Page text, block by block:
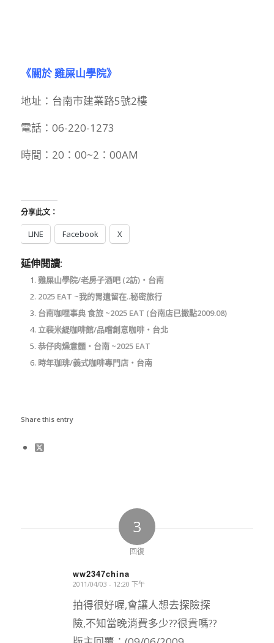
《關於 雞屎山學院》
地址：台南市建業路5號2樓
電話：06-220-1273
時間：20：00~2：00AM
分享此文：
LINE Facebook X
延伸閱讀:
雞屎山學院/老房子酒吧 (2訪)‧台南
2025 EAT ~我的胃遺留在..秘密旅行
台南咖哩事典 食旅 ~2025 EAT (台南店已撤點2009.08)
立裴米緹咖啡館/品嚐創意咖啡‧台北
恭仔肉燥意麵‧台南 ~2025 EAT
時年珈琲/義式咖啡專門店‧台南
Share this entry
3
回復
ww2347china
says:
2011/04/03 - 12:20 下午
拍得很好喔,會讓人想去探險探
險,不知當晚消費多少??很貴嗎??